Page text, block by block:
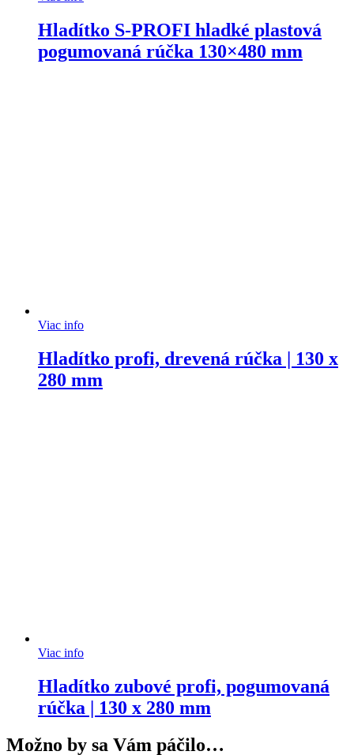
Hladítko S-PROFI hladké plastová
pogumovaná rúčka 130×480 mm
Viac info
Hladítko profi, drevená rúčka | 130 x
280 mm
Viac info
Hladítko zubové profi, pogumovaná
rúčka | 130 x 280 mm
Možno by sa Vám páčilo…